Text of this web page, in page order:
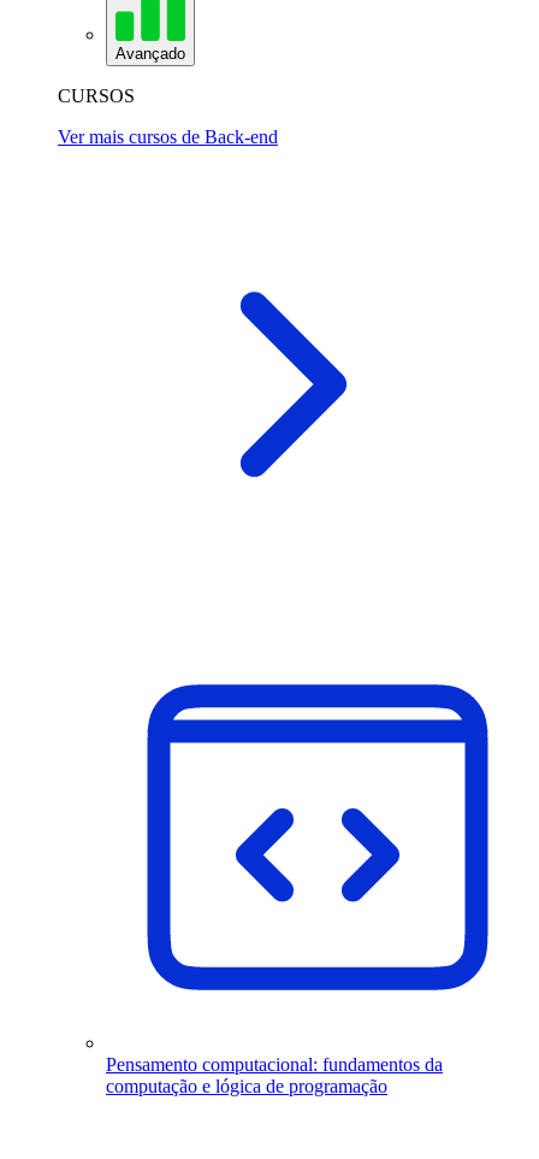
Avançado
CURSOS
Ver mais cursos de Back-end
Pensamento computacional: fundamentos da
computação e lógica de programação